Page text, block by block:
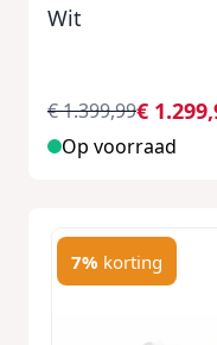
Wit
€
€ 1.399,99
Op voorraad
7% korting